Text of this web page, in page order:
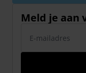
Meld je aan